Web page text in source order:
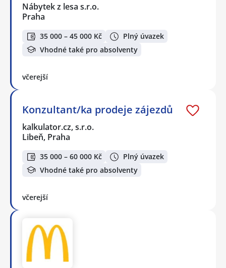
Nábytek z lesa s.r.o.
Praha
35 000 – 45 000 Kč
Plný úvazek
Vhodné také pro absolventy
včerejší
Konzultant/ka prodeje zájezdů
kalkulator.cz, s.r.o.
Libeň, Praha
35 000 – 60 000 Kč
Plný úvazek
Vhodné také pro absolventy
včerejší